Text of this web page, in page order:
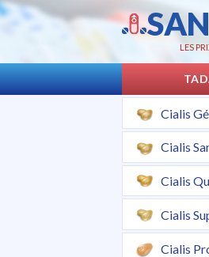
LES
Cialis
Cialis
Cialis
Cialis
Cialis